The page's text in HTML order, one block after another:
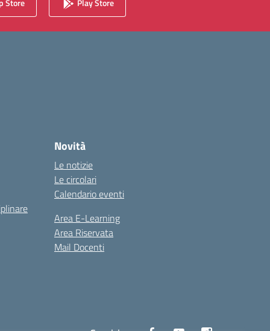
Novità
Le notizie
Le circolari
Calendario eventi
Area E-Learning
Area Riservata
Mail Docenti